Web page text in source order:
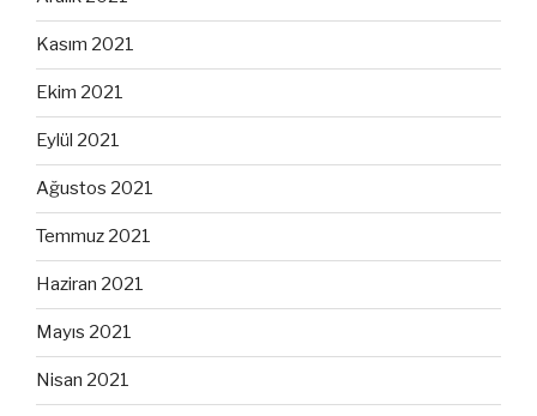
Kasım 2021
Ekim 2021
Eylül 2021
Ağustos 2021
Temmuz 2021
Haziran 2021
Mayıs 2021
Nisan 2021